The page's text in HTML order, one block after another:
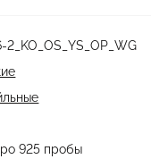
2_KO_OS_YS_OP_WG
925 пробы